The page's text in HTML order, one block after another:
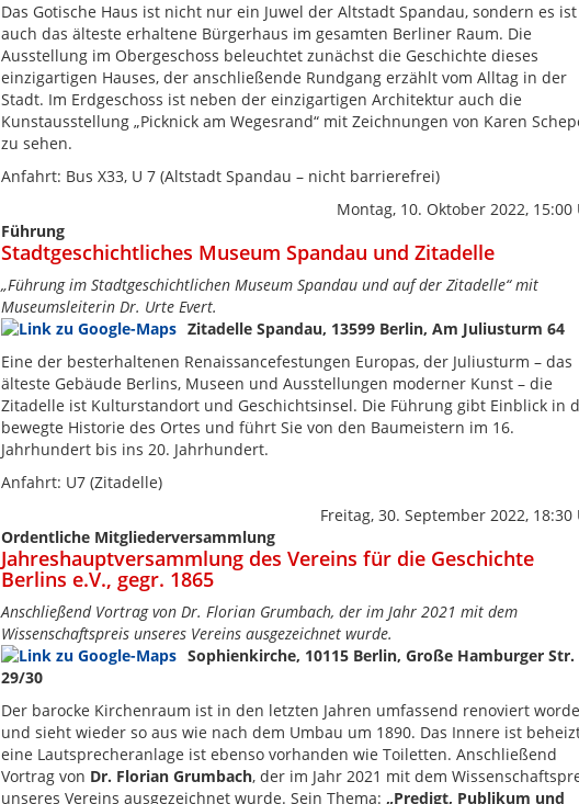
Das Gotische Haus ist nicht nur ein Juwel der Altstadt Spandau, sondern es ist
auch das älteste erhaltene Bürgerhaus im gesamten Berliner Raum. Die
Ausstellung im Obergeschoss beleuchtet zunächst die Geschichte dieses
einzigartigen Hauses, der anschließende Rundgang erzählt vom Alltag in der
Stadt. Im Erdgeschoss ist neben der einzigartigen Architektur auch die
Kunstausstellung „Picknick am Wegesrand“ mit Zeichnungen von Karen
zu sehen.
Anfahrt: Bus X33, U 7 (Altstadt Spandau – nicht barrierefrei)
Montag, 10. Oktober 2022, 15:00
Führung
Stadtgeschichtliches Museum Spandau und Zitadelle
„Führung im Stadtgeschichtlichen Museum Spandau und auf der Zitadelle“ mit
Museumsleiterin Dr. Urte Evert.
Zitadelle Spandau, 13599 Berlin, Am Juliusturm 64
Eine der besterhaltenen Renaissancefestungen Europas, der Juliusturm – das
älteste Gebäude Berlins, Museen und Ausstellungen moderner Kunst – die
Zitadelle ist Kulturstandort und Geschichtsinsel. Die Führung gibt Einblick in
bewegte Historie des Ortes und führt Sie von den Baumeistern im 16.
Jahrhundert bis ins 20. Jahrhundert.
Anfahrt: U7 (Zitadelle)
Freitag, 30. September 2022, 18:30
Ordentliche Mitgliederversammlung
Jahreshauptversammlung des Vereins für die Geschichte
Berlins e.V., gegr. 1865
Anschließend Vortrag von Dr. Florian Grumbach, der im Jahr 2021 mit dem
Wissenschaftspreis unseres Vereins ausgezeichnet wurde.
Sophienkirche, 10115 Berlin, Große Hamburger Str.
29/30
Der barocke Kirchenraum ist in den letzten Jahren umfassend renoviert
und sieht wieder so aus wie nach dem Umbau um 1890. Das Innere ist
eine Lautsprecheranlage ist ebenso vorhanden wie Toiletten. Anschließend
Vortrag von Dr. Florian Grumbach, der im Jahr 2021 mit dem
unseres Vereins ausgezeichnet wurde. Sein Thema: „Predigt, Publikum und